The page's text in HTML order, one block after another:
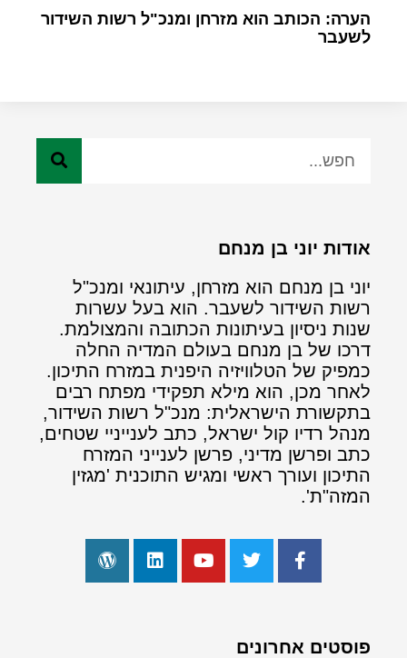
הערה: הכותב הוא מזרחן ומנכ"ל רשות השידור
לשעבר
אודות יוני בן מנחם
יוני בן מנחם הוא מזרחן, עיתונאי ומנכ"ל
רשות השידור לשעבר. הוא בעל עשרות
שנות ניסיון בעיתונות הכתובה והמצולמת.
דרכו של בן מנחם בעולם המדיה החלה
כמפיק של הטלוויזיה היפנית במזרח התיכון.
לאחר מכן, הוא מילא תפקידי מפתח רבים
בתקשורת הישראלית: מנכ"ל רשות השידור,
מנהל רדיו קול ישראל, כתב לענייניי שטחים,
כתב ופרשן מדיני, פרשן לענייני המזרח
התיכון ועורך ראשי ומגיש התוכנית 'מגזין
המזה"ת'.
פוסטים אחרונים